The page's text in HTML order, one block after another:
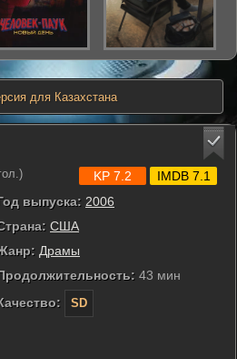
для Казахстана
выпуска: 2006
США
Драмы
43 мин
SD
KP 7.2 IMDB 7.1